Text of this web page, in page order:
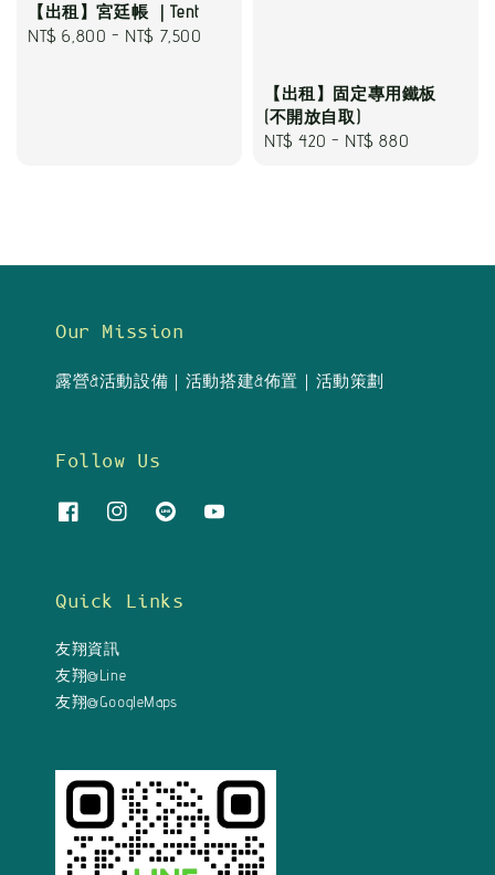
【出租】宮廷帳 ｜Tent
Regular
NT$ 6,800 - NT$ 7,500
【出租】固定專用鐵板
(不開放自取)
Regular
NT$ 420 - NT$ 880
Our Mission
露營&活動設備｜活動搭建&佈置｜活動策劃
Follow Us
Quick Links
友翔資訊
友翔@Line
友翔@GoogleMaps